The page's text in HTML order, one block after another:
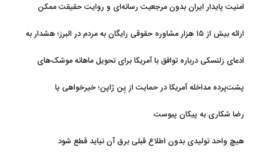
امنیت پایدار ایران بدون مرجعیت رسانه‌ای و روایت حقیقت ممکن
ارائه بیش از ۱۵ هزار مشاوره حقوقی رایگان به مردم در البرز؛ هشدار به
ادعای زلنسکی درباره توافق با آمریکا برای تحویل ماهانه موشک‌های
پشت‌پرده مداخله آمریکا در حمایت از یِن ژاپن؛ خیرخواهی یا
رضا شکاری به پیکان پیوست
هیچ واحد تولیدی بدون اطلاع قبلی برق آن نیاید قطع شود